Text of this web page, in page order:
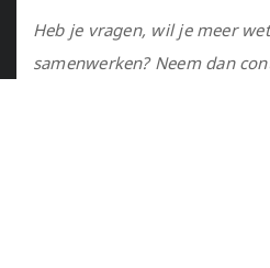
Heb je vragen, wil je meer
samenwerken? Neem dan